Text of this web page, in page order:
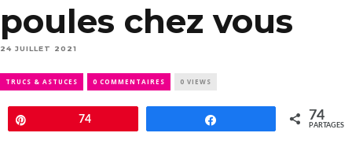
poules chez vous
24 JUILLET 2021
TRUCS & ASTUCES 0 COMMENTAIRES 0 VIEWS
74 74
PARTAGES